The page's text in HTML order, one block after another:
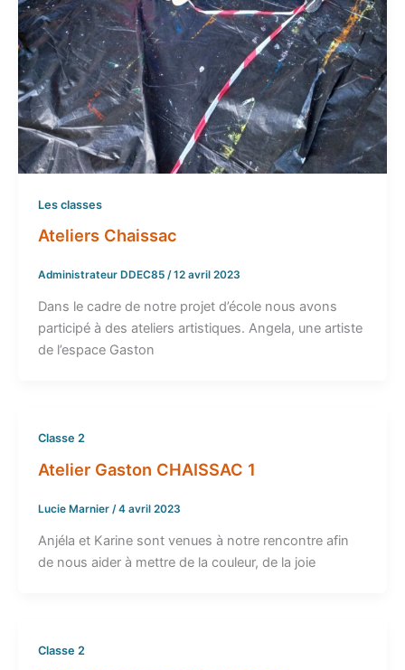
Les classes
Ateliers Chaissac
Administrateur DDEC85 /12 avril 2023
Dans le cadre de notre projet d’école nous avons
participé à des ateliers artistiques. Angela, une artiste
de l’espace Gaston
Classe 2
Atelier Gaston CHAISSAC 1
Lucie Marnier /4 avril 2023
Anjéla et Karine sont venues à notre rencontre afin
de nous aider à mettre de la couleur, de la joie
Classe 2